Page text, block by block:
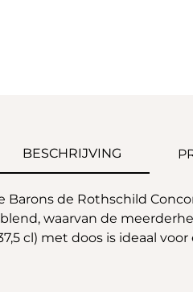
BESCHRIJVING
Barons de Rothschild
waarvan de
cl) met doos is ideaal